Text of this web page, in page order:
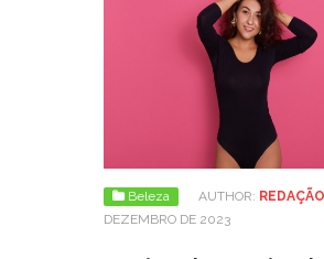
Beleza AUTHOR: REDAÇÃO
DEZEMBRO DE 2023